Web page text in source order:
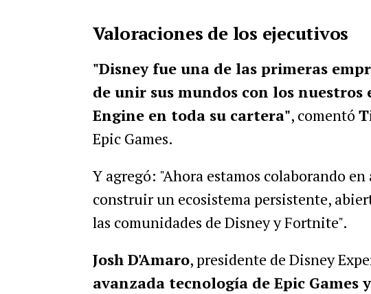
Valoraciones de los ejecutivos
"Disney fue una de las primeras
de unir sus mundos con los
Engine en toda su cartera", comentó
Epic Games.
Y agregó: "Ahora estamos colaborando
construir un ecosistema persistente,
las comunidades de Disney y Fortnite".
Josh D'Amaro, presidente de Disney
avanzada tecnología de Epic Games